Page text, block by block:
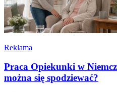
Reklama
Praca Opiekunki w
można się spodziewać?